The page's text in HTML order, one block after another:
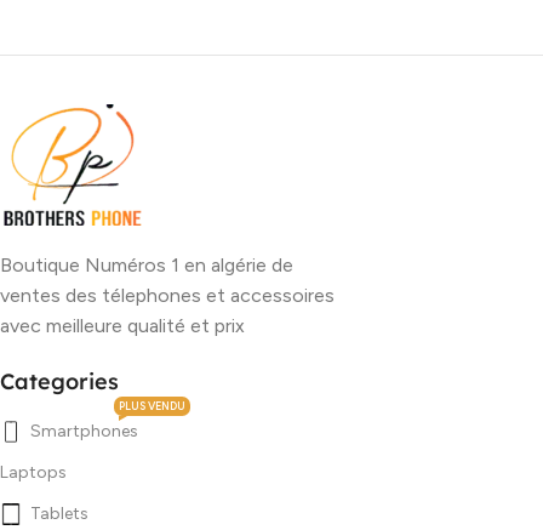
Boutique Numéros 1 en algérie de
ventes des télephones et accessoires
avec meilleure qualité et prix
Categories
Smartphones
PLUS VENDU
Laptops
Tablets